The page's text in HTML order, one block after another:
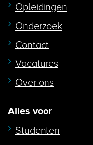
Opleidingen
Onderzoek
Contact
Vacatures
Over ons
Alles voor
Studenten